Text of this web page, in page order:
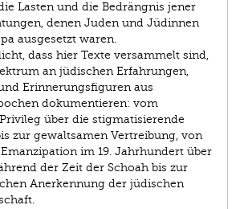
Lasten und die Bedrängnis jener
denen Juden und Jüdinnen
ausgesetzt waren.
dass hier Texte versammelt sind,
an jüdischen Erfahrungen,
Erinnerungsfiguren aus
dokumentieren: vom
über die stigmatisierende
zur gewaltsamen Vertreibung, von
im 19. Jahrhundert über
der Zeit der Schoah bis zur
Anerkennung der jüdischen